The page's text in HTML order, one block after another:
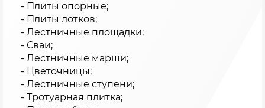
- Плиты опорные;
- Плиты лотков;
- Лестничные площадки;
- Сваи;
- Лестничные марши;
- Цветочницы;
- Лестничные ступени;
- Тротуарная плитка;